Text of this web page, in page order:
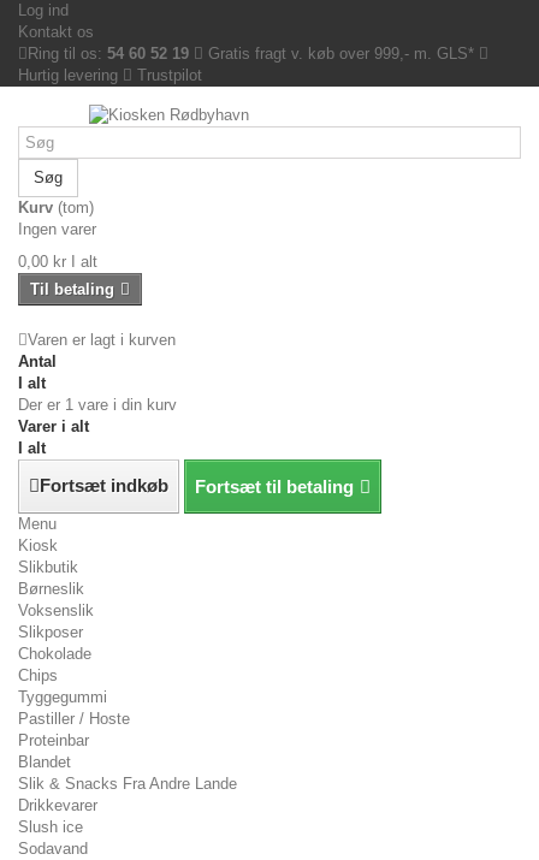
Log ind
Kontakt os
Ring til os: 54 60 52 19
Gratis fragt v. køb over 999,- m. GLS*
Hurtig levering
Trustpilot
Søg
Kurv (tom)
Ingen varer
0,00 kr
I alt
Til betaling
Varen er lagt i kurven
Antal
I alt
Der er 1 vare i din kurv
Varer i alt
I alt
Fortsæt indkøb Fortsæt til betaling
Menu
Kiosk
Slikbutik
Børneslik
Voksenslik
Slikposer
Chokolade
Chips
Tyggegummi
Pastiller / Hoste
Proteinbar
Blandet
Slik & Snacks Fra Andre Lande
Drikkevarer
Slush ice
Sodavand